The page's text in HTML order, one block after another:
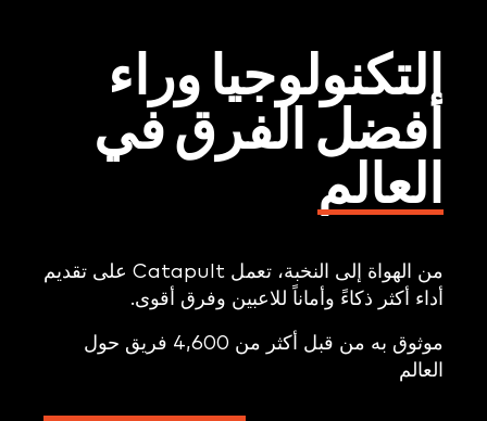
التكنولوجيا وراء
أفضل الفرق في
العالم
من الهواة إلى النخبة، تعمل Catapult على تقديم
أداء أكثر ذكاءً وأماناً للاعبين وفرق أقوى.
موثوق به من قبل أكثر من 4,600 فريق حول
العالم